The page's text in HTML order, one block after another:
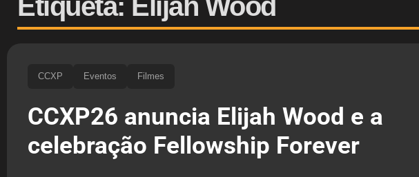
Etiqueta: Elijah Wood
CCXP Eventos Filmes
CCXP26 anuncia Elijah Wood e a
celebração Fellowship Forever